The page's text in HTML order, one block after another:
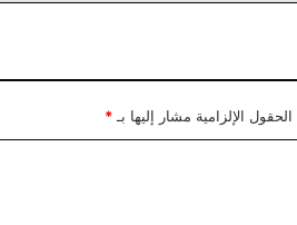
الحقول الإلزامية مشار إليها بـ*